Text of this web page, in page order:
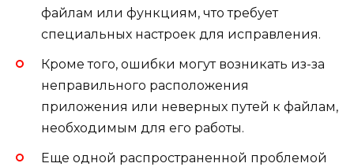
файлам или функциям, что требует
специальных настроек для исправления.
Кроме того, ошибки могут возникать из-за
неправильного расположения
приложения или неверных путей к файлам,
необходимым для его работы.
Еще одной распространенной проблемой